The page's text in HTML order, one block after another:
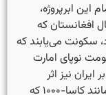
این ابرپروژه،
افغانستان که
سکونت می‌یابند که
نوپای امارت
نیز اثر
می‌گذارد. از طرفی پروژه‌های مرتبط با انرژی همانند کاسا-۱۰۰۰ که